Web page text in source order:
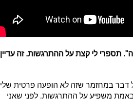
תספרי לי קצת על ההתרגשות. זה עדיין
דבר במחזמר שזה לא הופעה פרטית שלי
משפיע על ההתרגשות. לפני שאני